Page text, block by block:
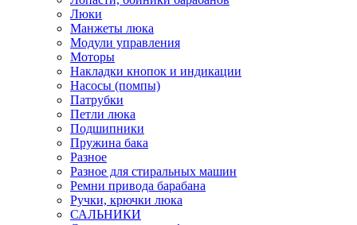
Люки
Манжеты люка
Модули управления
Моторы
Накладки кнопок и индикации
Насосы (помпы)
Патрубки
Петли люка
Подшипники
Пружина бака
Разное
Разное для стиральных машин
Ремни привода барабана
Ручки, крючки люка
САЛЬНИКИ